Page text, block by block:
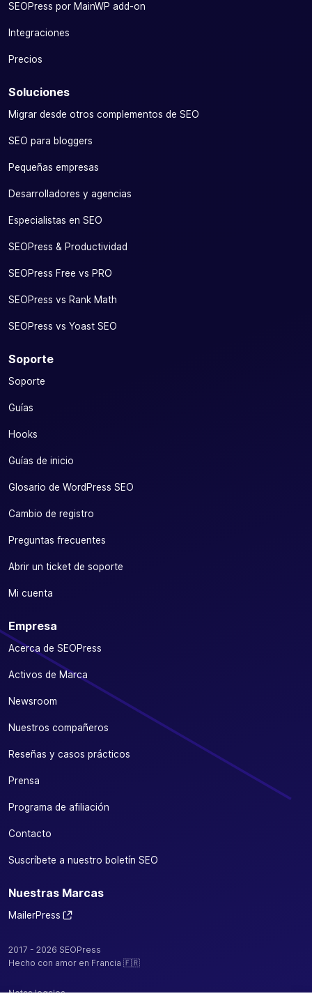
SEOPress por MainWP add-on
Integraciones
Precios
Soluciones
Migrar desde otros complementos de SEO
SEO para bloggers
Pequeñas empresas
Desarrolladores y agencias
Especialistas en SEO
SEOPress & Productividad
SEOPress Free vs PRO
SEOPress vs Rank Math
SEOPress vs Yoast SEO
Soporte
Soporte
Guías
Hooks
Guías de inicio
Glosario de WordPress SEO
Cambio de registro
Preguntas frecuentes
Abrir un ticket de soporte
Mi cuenta
Empresa
Acerca de SEOPress
Activos de Marca
Newsroom
Nuestros compañeros
Reseñas y casos prácticos
Prensa
Programa de afiliación
Contacto
Suscríbete a nuestro boletín SEO
Nuestras Marcas
MailerPress
2017 - 2026 SEOPress
Hecho con amor en Francia 🇫🇷
Notas legales